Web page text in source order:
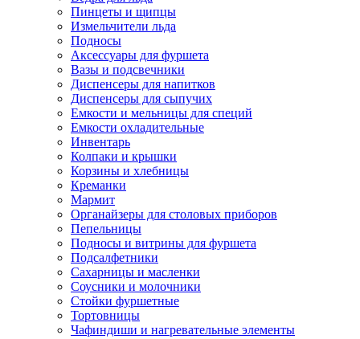
Пинцеты и щипцы
Измельчители льда
Подносы
Аксессуары для фуршета
Вазы и подсвечники
Диспенсеры для напитков
Диспенсеры для сыпучих
Емкости и мельницы для специй
Емкости охладительные
Инвентарь
Колпаки и крышки
Корзины и хлебницы
Креманки
Мармит
Органайзеры для столовых приборов
Пепельницы
Подносы и витрины для фуршета
Подсалфетники
Сахарницы и масленки
Соусники и молочники
Стойки фуршетные
Тортовницы
Чафиндиши и нагревательные элементы